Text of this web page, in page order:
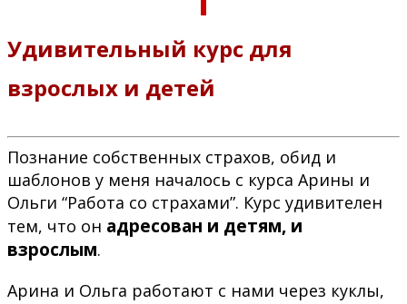
Удивительный курс для
взрослых и детей
Познание собственных страхов, обид и
шаблонов у меня началось с курса Арины и
Ольги “Работа со страхами”. Курс удивителен
тем, что он адресован и детям, и
взрослым.
Арина и Ольга работают с нами через куклы,